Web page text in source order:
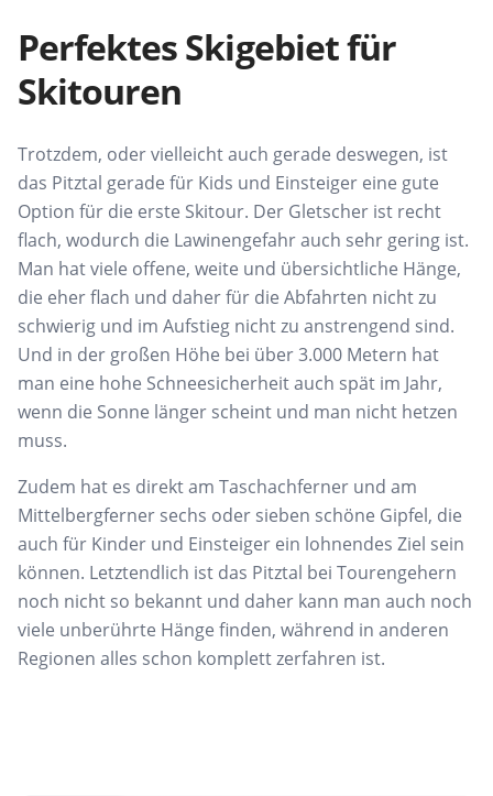
Perfektes Skigebiet für
Skitouren
Trotzdem, oder vielleicht auch gerade deswegen, ist
das Pitztal gerade für Kids und Einsteiger eine gute
Option für die erste Skitour. Der Gletscher ist recht
flach, wodurch die Lawinengefahr auch sehr gering ist.
Man hat viele offene, weite und übersichtliche Hänge,
die eher flach und daher für die Abfahrten nicht zu
schwierig und im Aufstieg nicht zu anstrengend sind.
Und in der großen Höhe bei über 3.000 Metern hat
man eine hohe Schneesicherheit auch spät im Jahr,
wenn die Sonne länger scheint und man nicht hetzen
muss.
Zudem hat es direkt am Taschachferner und am
Mittelbergferner sechs oder sieben schöne Gipfel, die
auch für Kinder und Einsteiger ein lohnendes Ziel sein
können. Letztendlich ist das Pitztal bei Tourengehern
noch nicht so bekannt und daher kann man auch noch
viele unberührte Hänge finden, während in anderen
Regionen alles schon komplett zerfahren ist.